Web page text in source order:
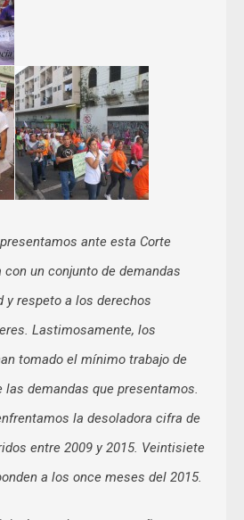
ante esta Corte
un conjunto de demandas
y respeto a los derechos
Lastimosamente, los
tomado el mínimo trabajo de
las demandas que presentamos.
la desoladora cifra de
entre 2009 y 2015. Veintisiete
a los once meses del 2015.